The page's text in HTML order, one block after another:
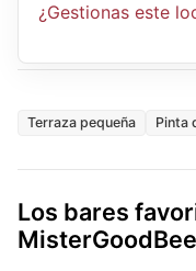
¿Gestionas este
Terraza pequeña Pinta
Los bares